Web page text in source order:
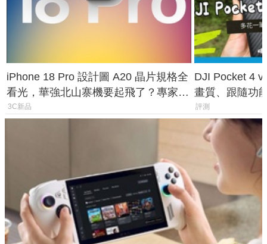
iPhone 18 Pro 設計圖 A20 晶片規格全
看光，華強北山寨機要起飛了？專家曝
山寨機無法復刻兩大關鍵
3C新品
DJI Pocket 4
畫質、跟隨功
一次看懂兩台
評測